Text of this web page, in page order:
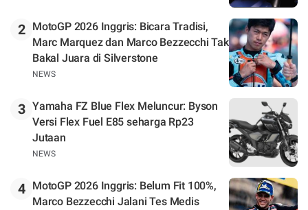
2
MotoGP 2026 Inggris: Bicara Tradisi,
Marc Marquez dan Marco Bezzecchi Tak
Bakal Juara di Silverstone
NEWS
3 Yamaha FZ Blue Flex Meluncur: Byson
Versi Flex Fuel E85 seharga Rp23
Jutaan
NEWS
4
MotoGP 2026 Inggris: Belum Fit 100%,
Marco Bezzecchi Jalani Tes Medis